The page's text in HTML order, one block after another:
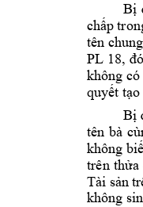
Bị
chấp
tên c
PL 18, đó
không có
quyết
Bị
tên bà
không
trên thửa
Tài sản
không